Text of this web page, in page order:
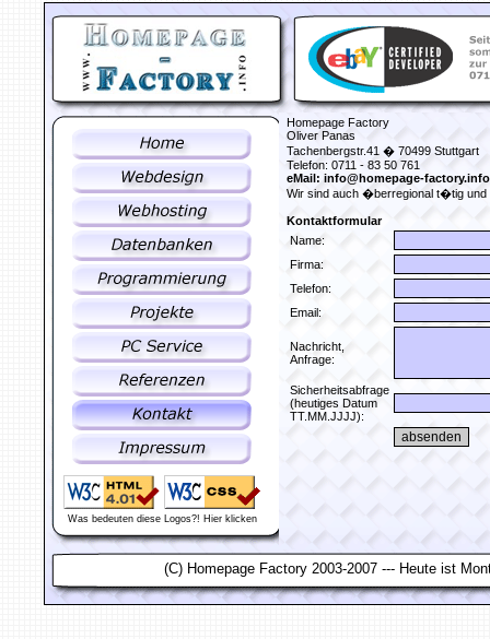
Was bedeuten diese Logos?! Hier klicken
Homepage Factory
Oliver Panas
Tachenbergstr.41 � 70499 Stuttgart
Telefon: 0711 - 83 50 761
eMail: info@homepage-factory.info
Wir sind auch �berregional t�tig und
Kontaktformular
Name:
Firma:
Telefon:
Email:
Nachricht,
Anfrage:
Sicherheitsabfrage
(heutiges Datum
TT.MM.JJJJ):
(C) Homepage Factory 2003-2007 --- Heute ist